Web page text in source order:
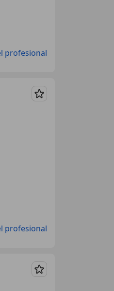
profesional
Guardar
profesional
Guardar